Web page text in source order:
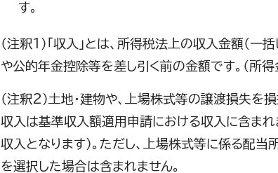
す。
（注釈1）「収入」とは、所得税法上の収入金額（
や公的年金控除等を差し引く前の金額です。（所得
（注釈2）土地・建物や、上場株式等の譲渡損失
収入は基準収入額適用申請における収入に含まれ
収入となります）。ただし、上場株式等に係る配
を選択した場合は含まれません。